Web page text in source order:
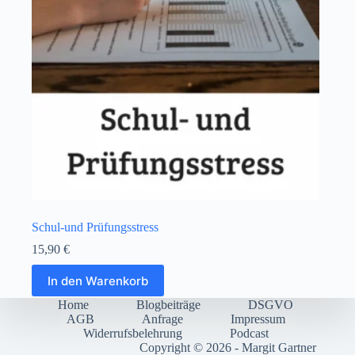
Schul-und Prüfungsstress
15,90 €
In den Warenkorb
Home Blogbeiträge
DSGVO
AGB
Anfrage
Impressum
Widerrufsbelehrung
Podcast
Copyright © 2026 - Margit Gartner